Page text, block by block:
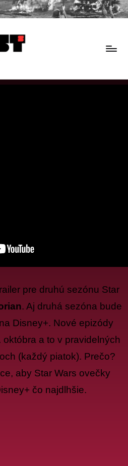
pre druhú sezónu Star
. Aj druhá sezóna bude
Disney+. Nové epizódy
a to v pravidelných
(každý piatok). Prečo?
aby Star Wars ovečky
čo najdlhšie.